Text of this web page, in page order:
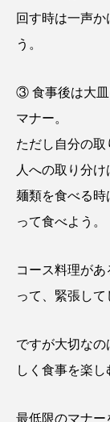
回す時は一声
う。
③ 食事後は大皿
マナー。
ただし自分の
人への取り分け
麺類を食べる時
って食べよう。
コース料理が
って、緊張して
ですが大切な
しく食事を楽し
最低限のマナー